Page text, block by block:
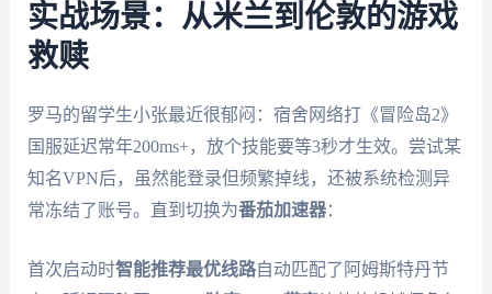
实战场景：从米兰到伦敦的游戏
救赎
罗马的留学生小张最近很郁闷：宿舍网络打《冒险岛2》
国服延迟常年200ms+，放个技能要等3秒才生效。尝试某
知名VPN后，虽然能登录但频繁掉线，还被系统检测异
常冻结了账号。直到切换为番茄加速器：
首次启动时智能推荐最优线路自动匹配了阿姆斯特丹节